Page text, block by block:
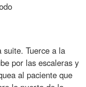
Tuerce a la
por las escaleras y
al paciente que